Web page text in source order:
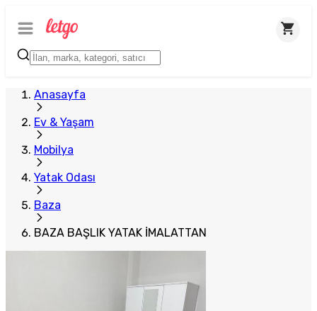
Anasayfa
Ev & Yaşam
Mobilya
Yatak Odası
Baza
BAZA BAŞLIK YATAK İMALATTAN
Plus Satıcı